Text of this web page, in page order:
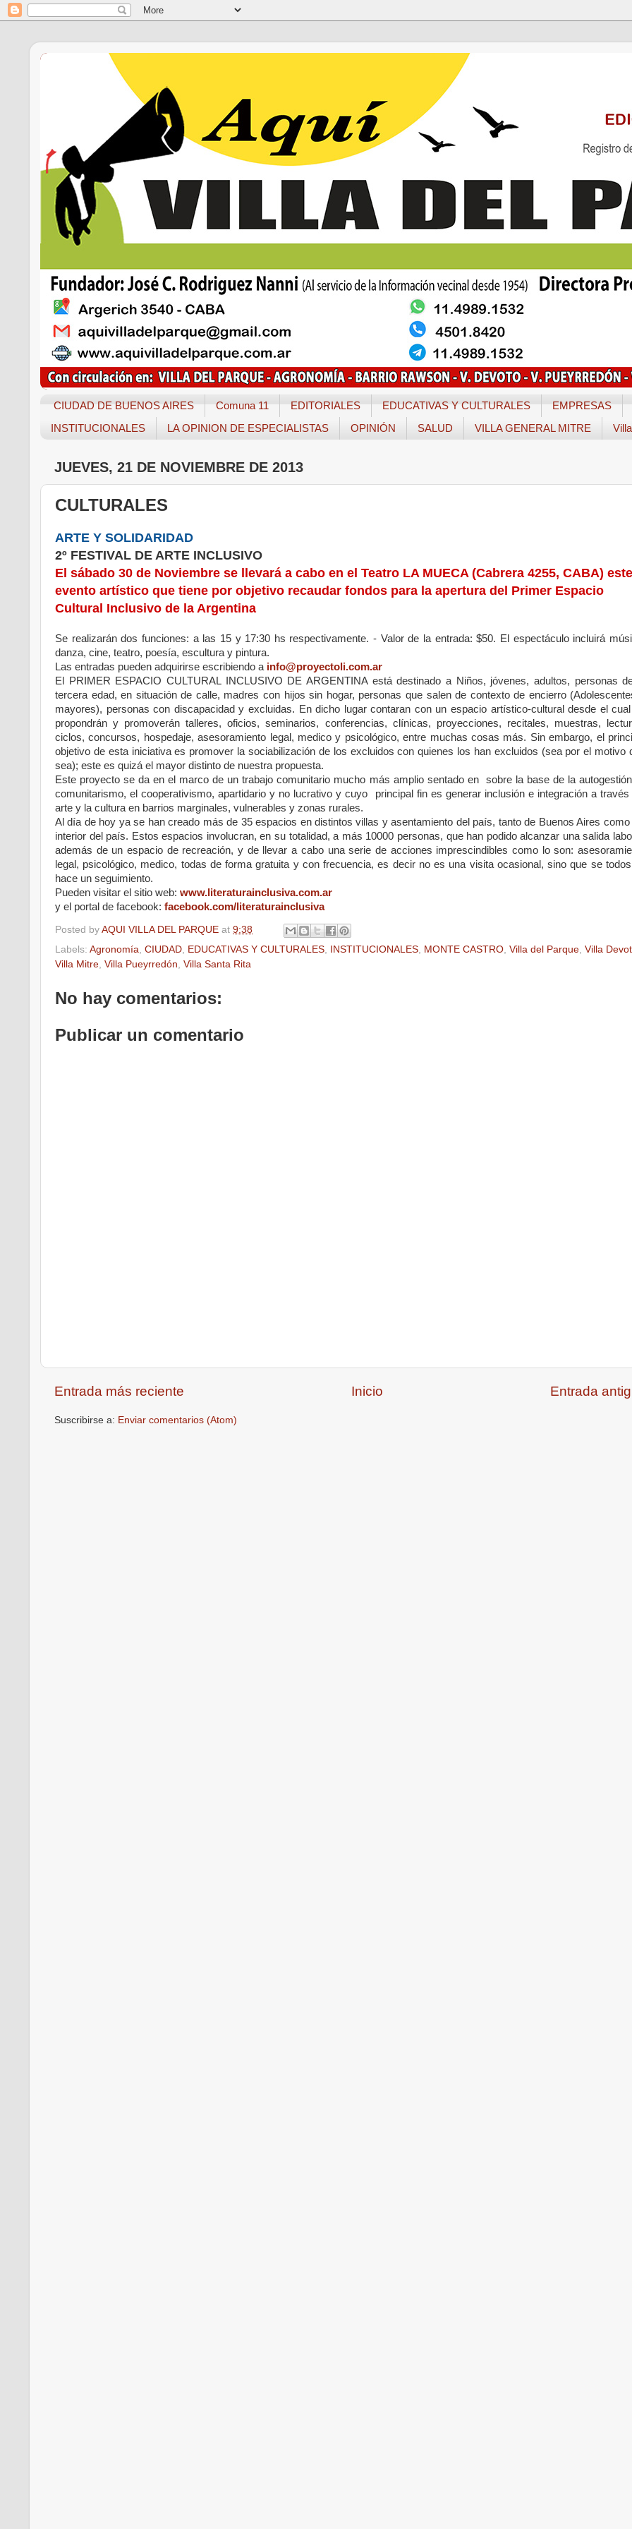
CIUDAD DE BUENOS AIRES Comuna 11 EDITORIALES EDUCATIVAS Y CULTURALES
EMPRESAS
INSTITUCIONALES
LA OPINION DE ESPECIALISTAS OPINIÓN SALUD VILLA GENERAL MITRE
JUEVES, 21 DE NOVIEMBRE DE 2013
CULTURALES
ARTE Y SOLIDARIDAD
2º FESTIVAL DE ARTE INCLUSIVO
El sábado 30 de Noviembre se llevará a cabo en el Teatro LA MUECA (Cabrera 4255, CABA) este
evento artístico que tiene por objetivo recaudar fondos para la apertura del Primer Espacio
Cultural Inclusivo de la Argentina
Se realizarán dos funciones: a las 15 y 17:30 hs respectivamente. - Valor de la entrada: $50. El espectáculo incluirá
danza, cine, teatro, poesía, escultura y pintura.
Las entradas pueden adquirirse escribiendo a info@proyectoli.com.ar
El PRIMER ESPACIO CULTURAL INCLUSIVO DE ARGENTINA está destinado a Niños, jóvenes, adultos, personas
tercera edad, en situación de calle, madres con hijos sin hogar, personas que salen de contexto de encierro
mayores), personas con discapacidad y excluidas. En dicho lugar contaran con un espacio artístico-cultural desde el
propondrán y promoverán talleres, oficios, seminarios, conferencias, clínicas, proyecciones, recitales, muestras,
ciclos, concursos, hospedaje, asesoramiento legal, medico y psicológico, entre muchas cosas más. Sin embargo, el
objetivo de esta iniciativa es promover la sociabilización de los excluidos con quienes los han excluidos (sea por el motivo
sea); este es quizá el mayor distinto de nuestra propuesta.
Este proyecto se da en el marco de un trabajo comunitario mucho más amplio sentado en
sobre la base de la
comunitarismo, el cooperativismo, apartidario y no lucrativo y cuyo
principal fin es generar inclusión e integración a través
arte y la cultura en barrios marginales, vulnerables y zonas rurales.
Al día de hoy ya se han creado más de 35 espacios en distintos villas y asentamiento del país, tanto de Buenos Aires como
interior del país. Estos espacios involucran, en su totalidad, a más 10000 personas, que han podido alcanzar una salida
además de un espacio de recreación, y de llevar a cabo una serie de acciones imprescindibles como lo son:
legal, psicológico, medico, todas de forma gratuita y con frecuencia, es decir no es una visita ocasional, sino que se
hace un seguimiento.
Pueden visitar el sitio web: www.literaturainclusiva.com.ar
y el portal de facebook: facebook.com/literaturainclusiva
Posted by AQUI VILLA DEL PARQUE at 9:38
Labels: Agronomía CIUDAD EDUCATIVAS Y CULTURALES INSTITUCIONALES MONTE CASTRO Villa del Parque Villa
Villa Mitre Villa Pueyrredón Villa Santa Rita
No hay comentarios:
Publicar un comentario
Entrada más reciente Entrada
Inicio
Suscribirse a: Enviar comentarios (Atom)